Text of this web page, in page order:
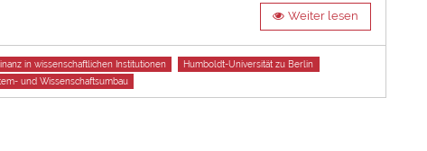
Weiter lesen
in wissenschaftlichen Institutionen
Humboldt-Universität zu Berlin
und Wissenschaftsumbau